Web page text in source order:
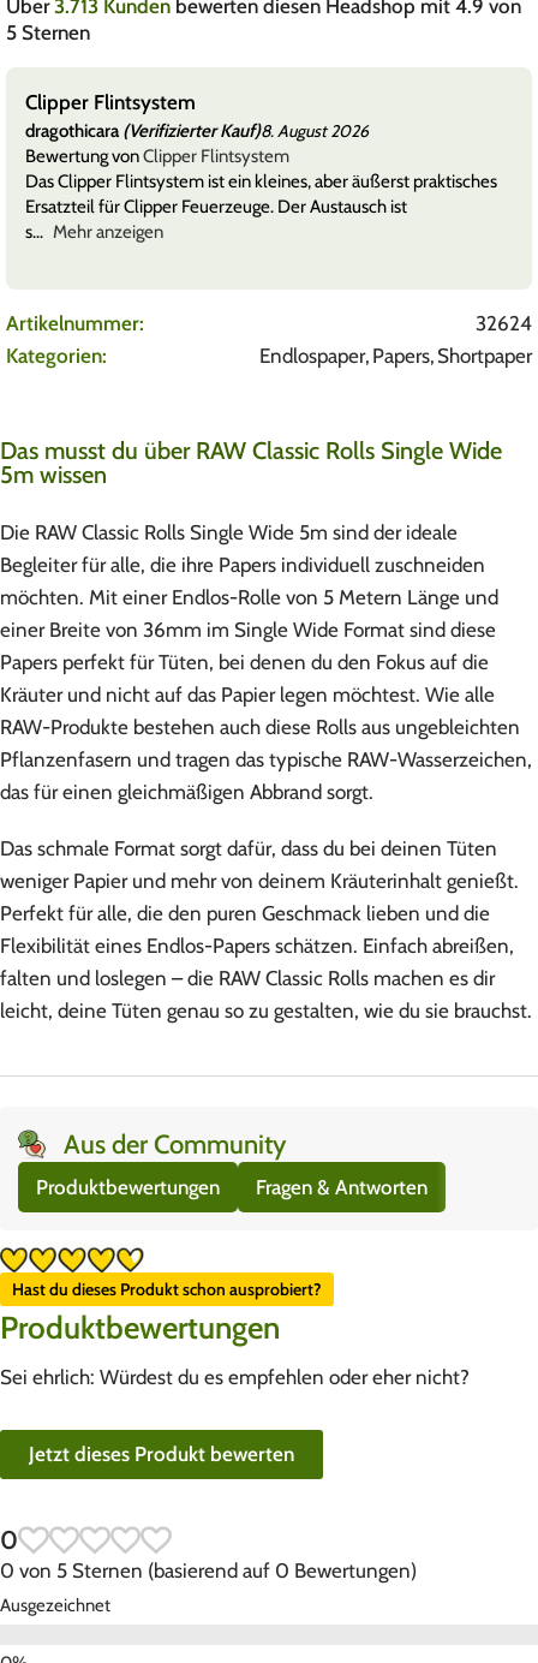
Über3.713 Kunden bewerten diesen Headshop mit 4.9 von
5 Sternen
Clipper Flintsystem
dragothicara(Verifizierter Kauf)8. August 2026
Bewertung vonClipper Flintsystem
Das Clipper Flintsystem ist ein kleines, aber äußerst praktisches
Ersatzteil für Clipper Feuerzeuge. Der Austausch ist
s
Mehr anzeigen
Artikelnummer:
32624
Kategorien:
Endlospaper, Papers, Shortpaper
Das musst du über RAW Classic Rolls Single Wide
5m wissen
Die RAW Classic Rolls Single Wide 5m sind der ideale
Begleiter für alle, die ihre Papers individuell zuschneiden
möchten. Mit einer Endlos-Rolle von 5 Metern Länge und
einer Breite von 36mm im Single Wide Format sind diese
Papers perfekt für Tüten, bei denen du den Fokus auf die
Kräuter und nicht auf das Papier legen möchtest. Wie alle
RAW-Produkte bestehen auch diese Rolls aus ungebleichten
Pflanzenfasern und tragen das typische RAW-Wasserzeichen,
das für einen gleichmäßigen Abbrand sorgt.
Das schmale Format sorgt dafür, dass du bei deinen Tüten
weniger Papier und mehr von deinem Kräuterinhalt genießt.
Perfekt für alle, die den puren Geschmack lieben und die
Flexibilität eines Endlos-Papers schätzen. Einfach abreißen,
falten und loslegen – die RAW Classic Rolls machen es dir
leicht, deine Tüten genau so zu gestalten, wie du sie brauchst.
Aus der Community
Produktbewertungen Fragen & Antworten
Hast du dieses Produkt schon ausprobiert?
Produktbewertungen
Sei ehrlich: Würdest du es empfehlen oder eher nicht?
Jetzt dieses Produkt bewerten
0
0 von 5 Sternen (basierend auf 0 Bewertungen)
Ausgezeichnet